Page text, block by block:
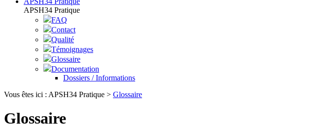
APSH34 Pratique
FAQ
Contact
Qualité
Témoignages
Glossaire
Documentation
Dossiers / Informations
Vous êtes ici : APSH34 Pratique > Glossaire
Glossaire